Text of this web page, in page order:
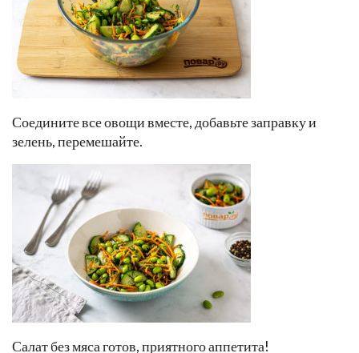
Соедините все овощи вместе, добавьте заправку и
зелень, перемешайте.
Салат без мяса готов, приятного аппетита!